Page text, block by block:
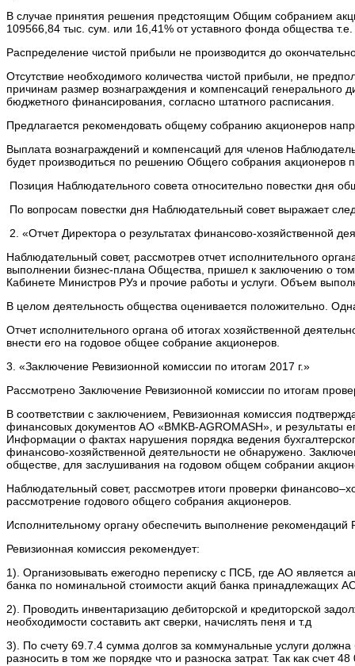
В случае принятия решения предстоящим Общим собранием
109566,84 тыс. сум. или 16,41% от уставного фонда общества
Распределение чистой прибыли не производится до
Отсутствие необходимого количества чистой прибыли, не
причинам размер вознаграждения и компенсаций генерального
бюджетного финансирования, согласно штатного расписания.
Предлагается рекомендовать общему собранию акционеров
Выплата вознаграждений и компенсаций для членов
будет производиться по решению Общего собрания акционеров
Позиция Наблюдательного совета относительно повестки дня
По вопросам повестки дня Наблюдательный совет выражает
2. «Отчет Директора о результатах финансово-хозяйственной
Наблюдательный совет, рассмотрев отчет исполнительного
выполнении бизнес-плана Общества, пришел к заключению о
Кабинете Министров РУз и прочие работы и услуги. Объем
В целом деятельность общества оценивается положительно.
Отчет исполнительного органа об итогах хозяйственной
внести его на годовое общее собрание акционеров.
3. «Заключение Ревизионной комиссии по итогам 2017 г.»
Рассмотрено Заключение Ревизионной комиссии по итогам
В соответствии с заключением, Ревизионная комиссия
финансовых документов АО «BMKB-AGROMASH», и результаты
Информации о фактах нарушения порядка ведения
финансово-хозяйственной деятельности не обнаружено.
обществе, для заслушивания на годовом общем собрании
Наблюдательный совет, рассмотрев итоги проверки
рассмотрение годового общего собрания акционеров.
Исполнительному органу обеспечить выполнение рекомендаций
Ревизионная комиссия рекомендует:
1). Организовывать ежегодно переписку с ПСБ, где АО является
банка по номинальной стоимости акций банка принадлежащих
2). Проводить инвентаризацию дебиторской и кредиторской
необходимости составить акт сверки, начислять пеня и т.д
3). По счету 69.7.4 сумма долгов за коммунальные услуги
разносить в том же порядке что и разноска затрат. Так как счет